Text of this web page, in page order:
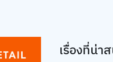
เรื่องที่น่า